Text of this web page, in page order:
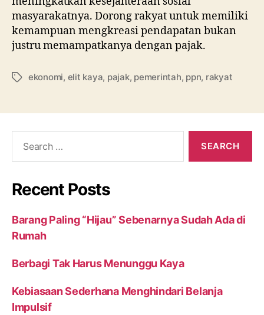
masyarakatnya. Dorong rakyat untuk memiliki
kemampuan mengkreasi pendapatan bukan
justru memampatkanya dengan pajak.
ekonomi, elit kaya, pajak, pemerintah, ppn, rakyat
Recent Posts
Barang Paling “Hijau” Sebenarnya Sudah Ada di
Rumah
Berbagi Tak Harus Menunggu Kaya
Kebiasaan Sederhana Menghindari Belanja
Impulsif